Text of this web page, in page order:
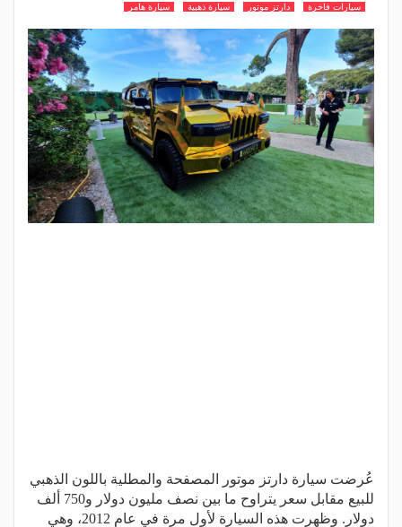
سيارات فاخرة دارتز موتور سيارة ذهبية سيارة هامر
عُرضت سيارة دارتز موتور المصفحة والمطلية باللون الذهبي
للبيع مقابل سعر يتراوح ما بين نصف مليون دولار و750 ألف
دولار. وظهرت هذه السيارة لأول مرة في عام 2012، وهي